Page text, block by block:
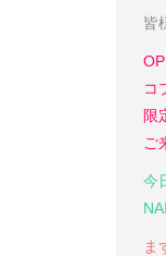
皆
コ
限
ご
今
ま